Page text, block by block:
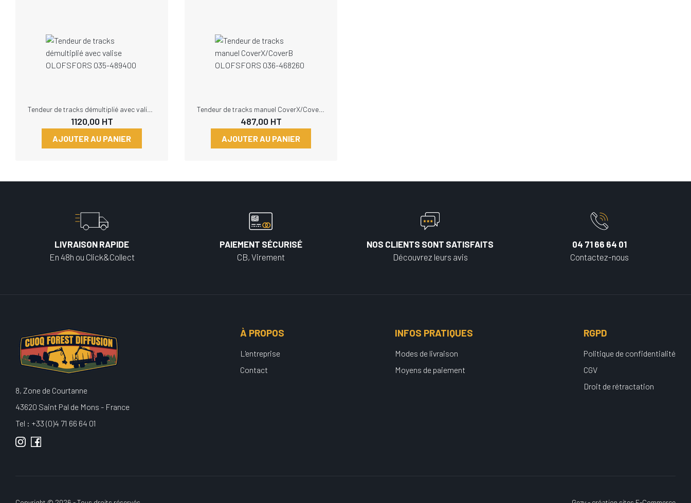
1120,00HT
AJOUTER AU PANIER
487,00HT
AJOUTER AU PANIER
LIVRAISON RAPIDE
En 48h ou Click&Collect
PAIEMENT SÉCURISÉ
CB, Virement
NOS CLIENTS SONT SATISFAITS
Découvrez leurs avis
04 71 66 64 01
Contactez-nous
8, Zone de Courtanne
43620 Saint Pal de Mons - France
Tel : +33 (0)4 71 66 64 01
À PROPOS
L'entreprise
Contact
INFOS PRATIQUES
Modes de livraison
Moyens de paiement
RGPD
Politique de confidentialité
CGV
Droit de rétractation